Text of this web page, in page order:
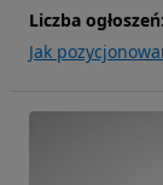
Liczba ogłoszeń:
Jak